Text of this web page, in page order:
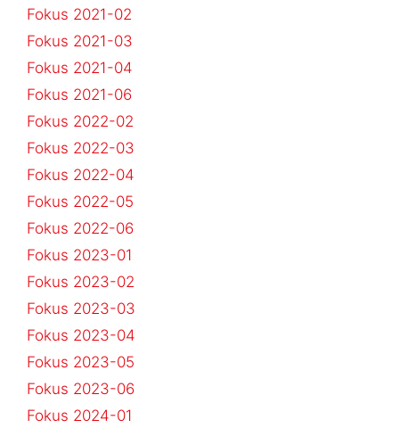
Fokus 2021-02
Fokus 2021-03
Fokus 2021-04
Fokus 2021-06
Fokus 2022-02
Fokus 2022-03
Fokus 2022-04
Fokus 2022-05
Fokus 2022-06
Fokus 2023-01
Fokus 2023-02
Fokus 2023-03
Fokus 2023-04
Fokus 2023-05
Fokus 2023-06
Fokus 2024-01